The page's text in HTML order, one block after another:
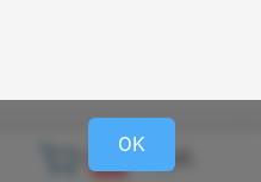
0 руб.
OK